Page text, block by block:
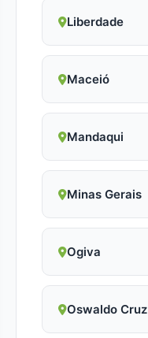
Liberdade
Maceió
Mandaqui
Minas Gerais
Ogiva
Oswaldo Cruz